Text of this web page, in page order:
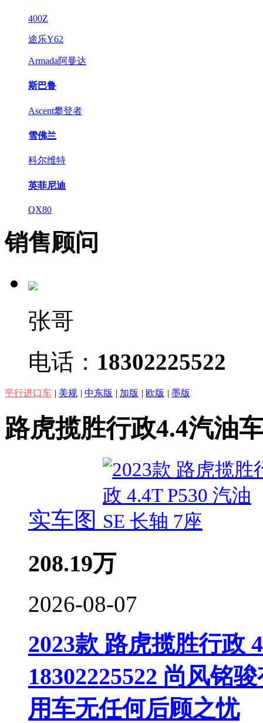
400Z
途乐Y62
Armada阿曼达
斯巴鲁
Ascent攀登者
雪佛兰
科尔维特
英菲尼迪
QX80
销售顾问
张哥
电话： 18302225522
平行进口车 | 美规 | 中东版 | 加版 | 欧版 | 墨版
路虎揽胜行政4.4汽油
实车图
208.19万
2026-08-07
2023款 路虎揽胜行政
18302225522 尚风铭
用车无任何后顾之忧